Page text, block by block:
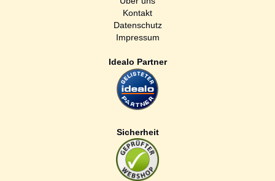
Kontakt
Datenschutz
Impressum
Idealo Partner
Sicherheit